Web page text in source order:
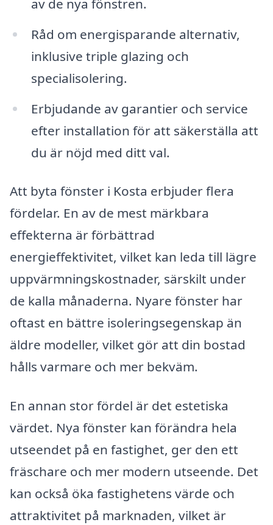
av de nya fönstren.
Råd om energisparande alternativ,
inklusive triple glazing och
specialisolering.
Erbjudande av garantier och service
efter installation för att säkerställa att
du är nöjd med ditt val.
Att byta fönster i Kosta erbjuder flera
fördelar. En av de mest märkbara
effekterna är förbättrad
energieffektivitet, vilket kan leda till lägre
uppvärmningskostnader, särskilt under
de kalla månaderna. Nyare fönster har
oftast en bättre isoleringsegenskap än
äldre modeller, vilket gör att din bostad
hålls varmare och mer bekväm.
En annan stor fördel är det estetiska
värdet. Nya fönster kan förändra hela
utseendet på en fastighet, ger den ett
fräschare och mer modern utseende. Det
kan också öka fastighetens värde och
attraktivitet på marknaden, vilket är